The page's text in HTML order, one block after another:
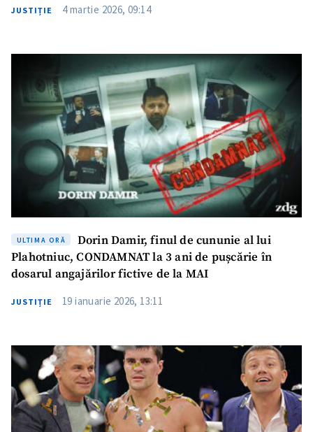
Trimite o informație
Despre ZdG
in English
на русском
JUSTIȚIE 4 martie 2026, 09:14
ULTIMA ORĂ
Dorin Damir, finul de cununie al lui
Plahotniuc, CONDAMNAT la 3 ani de pușcărie în
dosarul angajărilor fictive de la MAI
JUSTIȚIE 19 ianuarie 2026, 13:11